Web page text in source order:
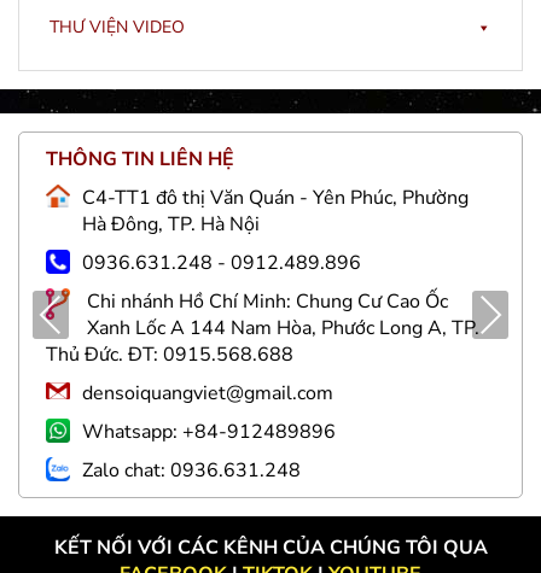
THƯ VIỆN VIDEO
THÔNG TIN LIÊN HỆ
C4-TT1 đô thị Văn Quán - Yên Phúc, Phường
Hà Đông, TP. Hà Nội
0936.631.248 - 0912.489.896
Chi nhánh Hồ Chí Minh: Chung Cư Cao Ốc
Xanh Lốc A 144 Nam Hòa, Phước Long A, TP.
Thủ Đức. ĐT: 0915.568.688
densoiquangviet@gmail.com
Whatsapp: +84-912489896
Zalo chat: 0936.631.248
Pre
viou
s
Nex
t
KẾT NỐI VỚI CÁC KÊNH CỦA CHÚNG TÔI QUA